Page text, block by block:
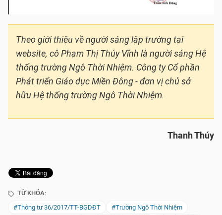
Theo giới thiệu về người sáng lập trường tại
website, cô Phạm Thị Thúy Vĩnh là người sáng Hệ
thống trường Ngô Thời Nhiệm. Công ty Cổ phần
Phát triển Giáo dục Miền Đông - đơn vị chủ sở
hữu Hệ thống trường Ngô Thời Nhiệm.
Thanh Thúy
TỪ KHÓA:
#Thông tư 36/2017/TT-BGDĐT
#Trường Ngô Thời Nhiệm